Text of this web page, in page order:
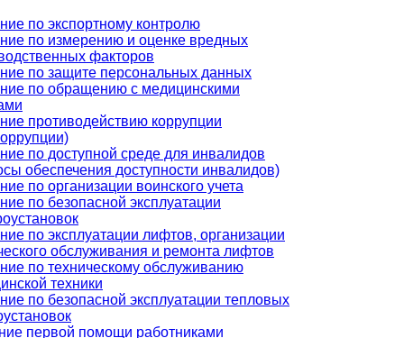
по экспортному контролю
по измерению и оценке вредных
факторов
по защите персональных данных
по обращению с медицинскими
противодействию коррупции
по доступной среде для инвалидов
обеспечения доступности инвалидов)
по организации воинского учета
по безопасной эксплуатации
по эксплуатации лифтов, организации
обслуживания и ремонта лифтов
по техническому обслуживанию
техники
по безопасной эксплуатации тепловых
первой помощи работниками